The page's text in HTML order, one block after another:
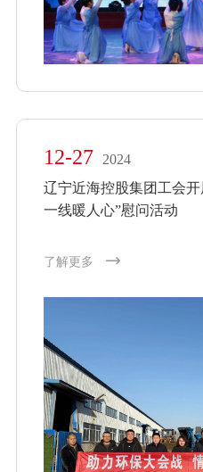
12-27
2024
辽宁近海控股集团工会
一线暖人心”慰问活动
了解更多